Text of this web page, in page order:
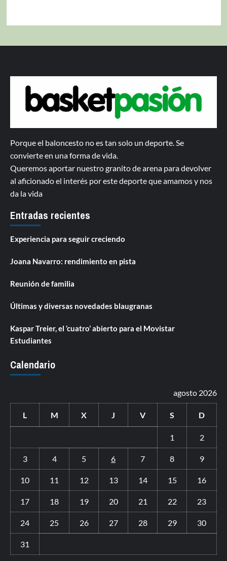
Porque el baloncesto no es tan solo un deporte. Se
convierte en una forma de vida.
Queremos aportar nuestro granito de arena para devolver
al aficionado el interés por este deporte que amamos y nos
da la vida
Entradas recientes
Experiencia para seguir creciendo
Joana Navarro: rendimiento en pista
Reunión de familia
Últimas y diversas novedades blaugranas
Kaspar Treier, el ‘cuatro’ abierto para el Movistar
Estudiantes
Calendario
agosto 2026
L M X J V S D
1 2
3 4 5 6 7 8 9
10 11 12 13 14 15 16
17 18 19 20 21 22 23
24 25 26 27 28 29 30
31